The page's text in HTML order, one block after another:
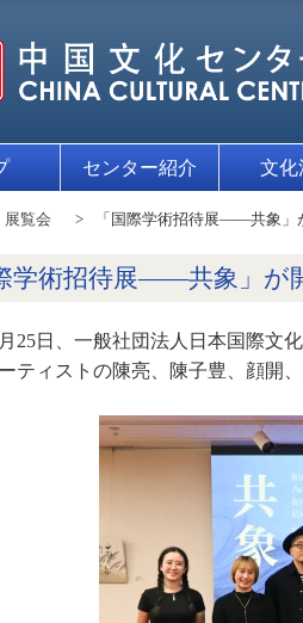
センター紹介 文化
展覧会 「国際学術招待展——共象」
学術招待展——共象」が
月25日、一般社団法人日本国際
ティストの陳亮、陳子豊、顔開